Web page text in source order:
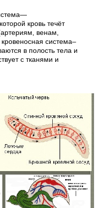
кровь течёт
венам,
система–
в полость тела и
с тканями и